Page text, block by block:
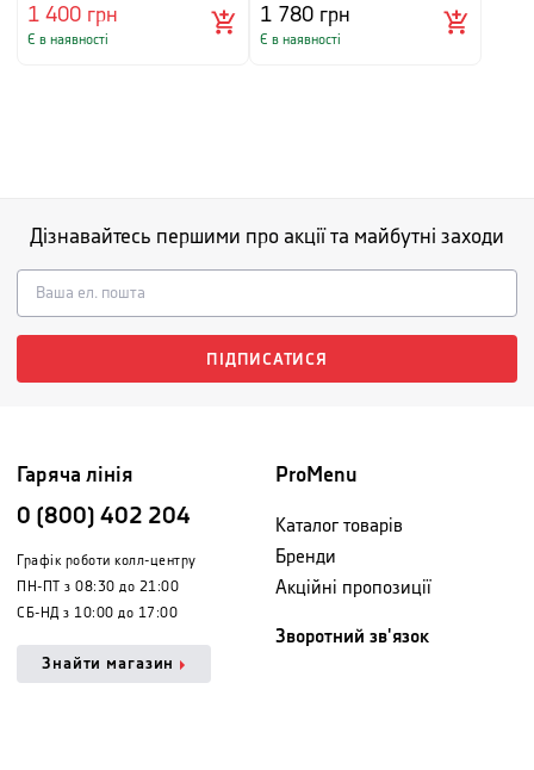
1 400 грн
Є в наявності
1 780 грн
Є в наявності
Дізнавайтесь першими про акції та майбутні заходи
ПІДПИСАТИСЯ
Гаряча лінія
0 (800) 402 204
Графік роботи колл-центру
ПН-ПТ з 08:30 до 21:00
СБ-НД з 10:00 до 17:00
Знайти магазин
ProMenu
Каталог товарів
Бренди
Акційні пропозиції
Зворотний зв'язок